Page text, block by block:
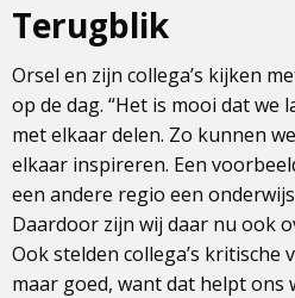
Terugblik
Orsel en zijn collega’s kijken
op de dag. “Het is mooi dat
met elkaar delen. Zo kunnen
elkaar inspireren. Een
een andere regio een
Daardoor zijn wij daar nu ook
Ook stelden collega’s kritische
maar goed, want dat helpt ons